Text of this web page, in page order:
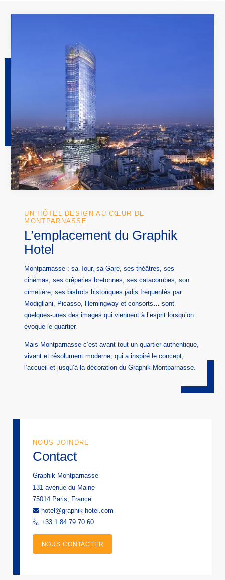
UN HÔTEL DESIGN AU CŒUR DE
MONTPARNASSE
L’emplacement du Graphik
Hotel
Montparnasse : sa Tour, sa Gare, ses théâtres, ses
cinémas, ses crêperies bretonnes, ses catacombes, son
cimetière, ses bistrots historiques jadis fréquentés par
Modigliani, Picasso, Hemingway et consorts… sont
quelques-unes des images qui viennent à l’esprit lorsqu’on
évoque le quartier.
Mais Montparnasse c’est avant tout un quartier authentique,
vivant et résolument moderne, qui a inspiré le concept,
l’accueil et jusqu’à la décoration du Graphik Montparnasse.
NOUS JOINDRE
Contact
Graphik Montparnasse
131 avenue du Maine
75014 Paris, France
hotel@graphik-hotel.com
+33 1 84 79 70 60
NOUS CONTACTER